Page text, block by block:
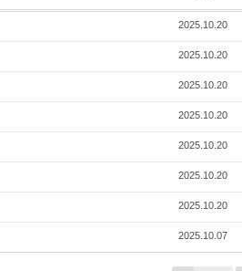
2025.10.20
2025.10.20
2025.10.20
2025.10.20
2025.10.20
2025.10.20
2025.10.20
2025.10.07